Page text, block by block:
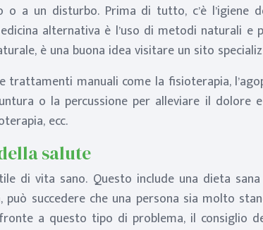
a un disturbo. Prima di tutto, c’è
alternativa è l’uso di metodi
è una buona idea visitare un sito
manuali come la fisioterapia,
o la percussione per alleviare il
ecc.
salute
di vita sano. Questo include una dieta
succedere che una persona sia molto
a questo tipo di problema, il consiglio